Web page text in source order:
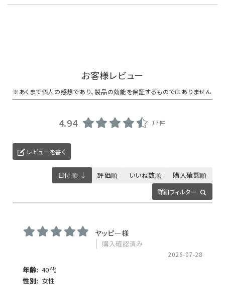
お客様レビュー
4.94 17件
レビューを書く
詳細フィルター
日付順 ↓ 評価順 いいね数順 購入確認順
ヤッピー様
購入確認済み
2026-07-28
年齢: 40代
性別: 女性